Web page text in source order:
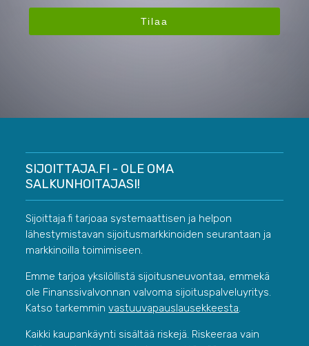
SIJOITTAJA.FI - OLE OMA
SALKUNHOITAJASI!
Sijoittaja.fi tarjoaa systemaattisen ja helpon
lähestymistavan sijoitusmarkkinoiden seurantaan ja
markkinoilla toimimiseen.
Emme tarjoa yksilöllistä sijoitusneuvontaa, emmekä
ole Finanssivalvonnan valvoma sijoituspalveluyritys.
Katso tarkemminvastuuvapauslausekkeesta.
Kaikki kaupankäynti sisältää riskejä. Riskeeraa vain